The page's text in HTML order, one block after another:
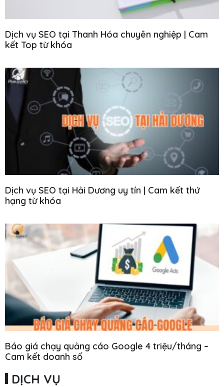
Dịch vụ SEO tại Thanh Hóa chuyên nghiệp | Cam
kết Top từ khóa
Dịch vụ SEO tại Hải Dương uy tín | Cam kết thứ
hạng từ khóa
Báo giá chạy quảng cáo Google 4 triệu/tháng –
Cam kết doanh số
DỊCH VỤ